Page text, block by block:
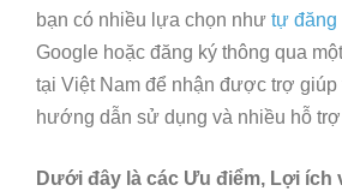
bạn có nhiều lựa chọn như tự đăng
Google hoặc đăng ký thông qua
tại Việt Nam để nhận được trợ giúp
hướng dẫn sử dụng và nhiều hỗ
Dưới đây là các Ưu điểm, Lợi ích